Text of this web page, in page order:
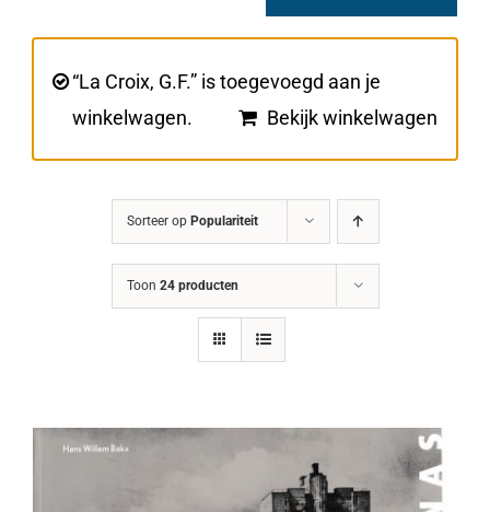
Steun BONAS
Winkelwagen“La Croix, G.F.” is toegevoegd aan je
winkelwagen.
Bekijk winkelwagen
Sorteer op Populariteit
Toon 24 producten